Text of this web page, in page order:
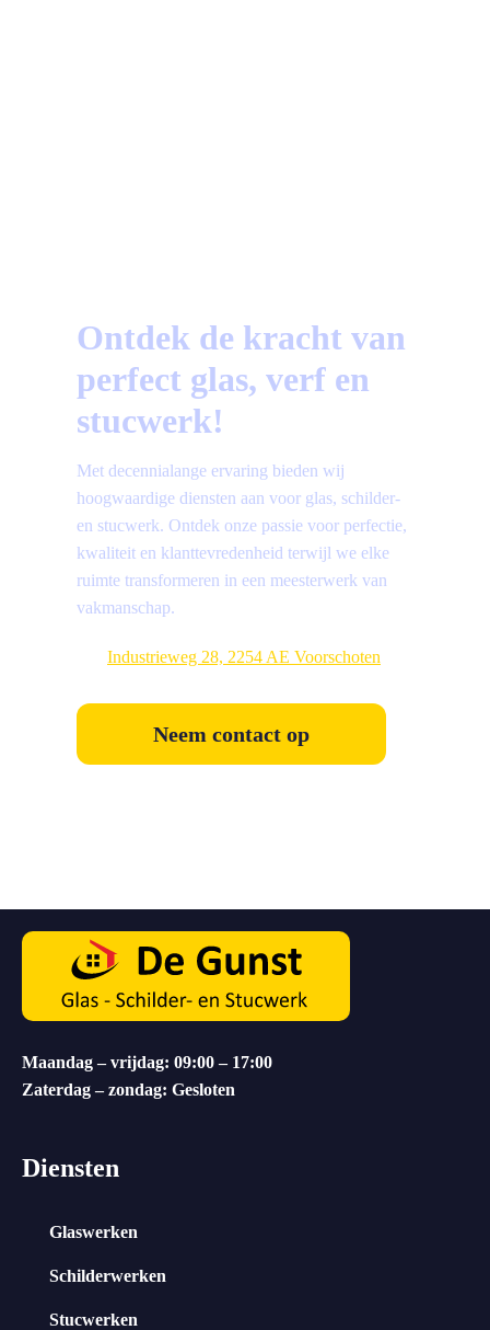
Ontdek de kracht van
perfect glas, verf en
stucwerk!
Met decennialange ervaring bieden wij
hoogwaardige diensten aan voor glas, schilder-
en stucwerk. Ontdek onze passie voor perfectie,
kwaliteit en klanttevredenheid terwijl we elke
ruimte transformeren in een meesterwerk van
vakmanschap.
Industrieweg 28, 2254 AE Voorschoten
Neem contact op
Maandag – vrijdag: 09:00 – 17:00
Zaterdag – zondag: Gesloten
Diensten
Glaswerken
Schilderwerken
Stucwerken